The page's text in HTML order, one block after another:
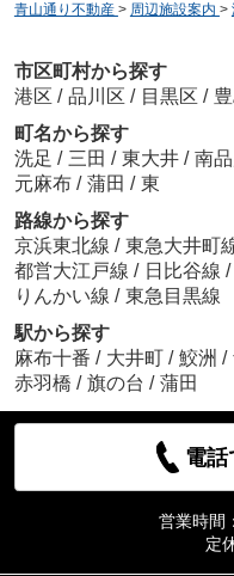
青山通り不動産 > 周辺施設案内 >
市区町村から探す
港区 / 品川区 / 目黒区 /
町名から探す
洗足 / 三田 / 東大井 / 南品
元麻布 / 蒲田 / 東
路線から探す
京浜東北線 / 東急大井町
都営大江戸線 / 日比谷線 /
りんかい線 / 東急目黒線
駅から探す
麻布十番 / 大井町 / 鮫洲 /
赤羽橋 / 旗の台 / 蒲田
電話
営業時間：
定